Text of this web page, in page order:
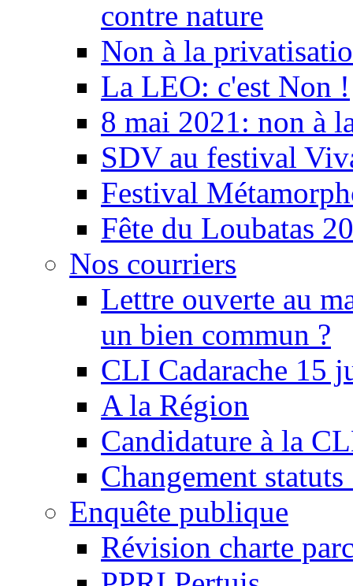
contre nature
Non à la
La LEO: c'est Non !
8 mai 2021: non à
SDV au festival
Festival
Fête du Loubatas
Nos courriers
Lettre ouverte au
un bien commun ?
CLI Cadarache 15
A la Région
Candidature à la
Changement
Enquête publique
Révision charte